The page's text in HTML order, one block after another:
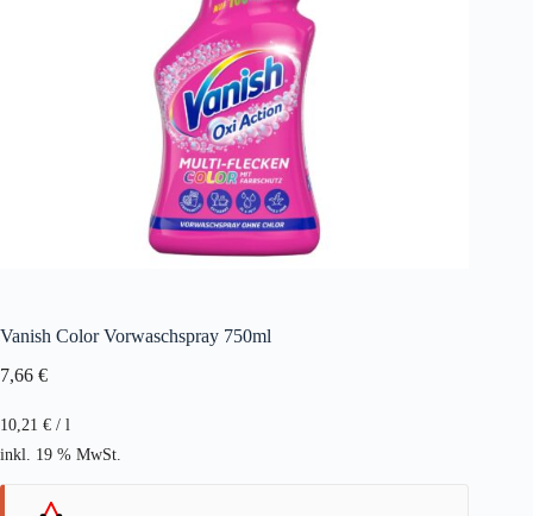
Vanish Color Vorwaschspray 750ml
7,66 €
10,21 € / l
inkl. 19 % MwSt.